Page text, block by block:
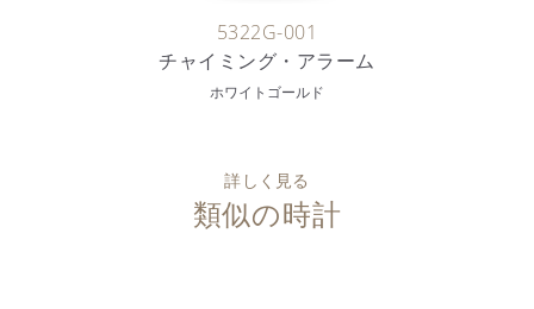
5322G-001
チャイミング・アラーム
ホワイトゴールド
詳しく見る
類似の時計